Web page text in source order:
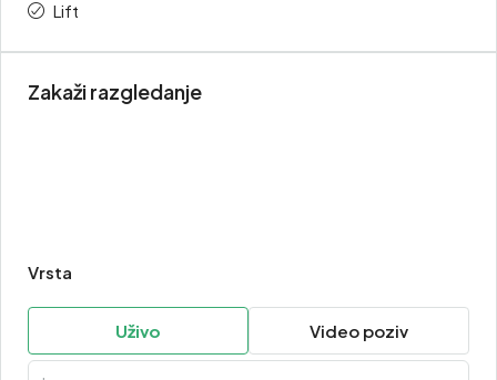
Lift
Zakaži razgledanje
Vrsta
Uživo Video poziv